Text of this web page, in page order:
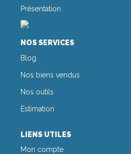
Présentation
NOS SERVICES
Blog
Nos biens vendus
Nos outils
Estimation
LIENS UTILES
Mon compte